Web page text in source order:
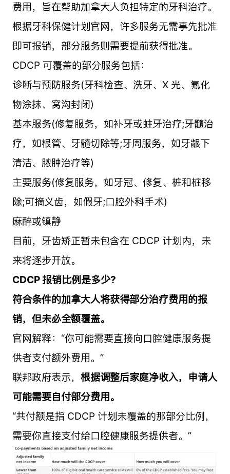
费用，旨在帮助加拿大人负担特定的牙科治疗。
根据牙科保健计划官网，许多服务无需事先批准
即可报销，部分服务则需要提前获得批准。
CDCP 可覆盖的部分服务包括：
诊断与预防服务(牙科检查、洗牙、X 光、氟化
物涂抹、窝沟封闭)
基本服务(修复服务，如补牙或蛀牙治疗;牙髓治
疗，如根管、牙髓切除等;牙周服务，如牙龈下
清洁、脓肿治疗等)
主要服务(修复服务，如牙冠、修复、桩和桩移
除;可摘义齿，如假牙;口腔外科手术)
麻醉或镇静
目前，牙齿矫正暂未包含在 CDCP 计划内，未
来将逐步开放。
CDCP 报销比例是多少?
符合条件的加拿大人将获得部分治疗费用的报
销，但未必全额覆盖。
官网解释：“你可能需要直接向口腔健康服务提
供者支付额外费用。”
联邦政府表示， 根据调整后家庭净收入，申请人
可能需要自付部分费用。
“共付额是指 CDCP 计划未覆盖的那部分比例，
需要你直接支付给口腔健康服务提供者。”